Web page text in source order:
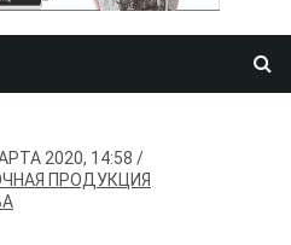
2020, 14:58
ПРОДУКЦИЯ